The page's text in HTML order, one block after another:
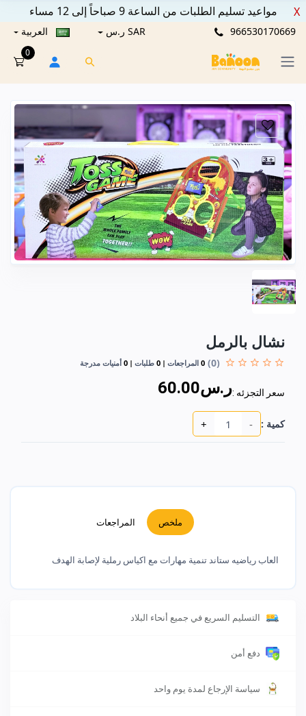
مواعيد تسليم الطلبات من الساعة 9 صباحاً إلى 12 مساء X
966530170669 SAR ر.س العربية
0
نشال بالرمل
(0)
0 المراجعات 0 طلبات 0 أمنيات مدرجة
سعر التجزئه :ر.س60.00
كمية : -
+
ملخص المراجعات
العاب رياضيه ستاند تنمية مهارات مع اكياس رملية لإصابة الهدف
التسليم السريع في جميع أنحاء البلاد
دفع أمن
سياسة الإرجاع لمدة يوم واحد